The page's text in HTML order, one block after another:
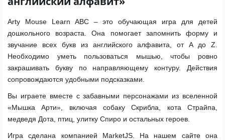
Arty Mouse Learn ABC – это обучающая игра для детей
дошкольного возраста. Она помогает запомнить форму и
звучание всех букв из английского алфавита, от A до Z.
Необходимо уметь пользоваться мышью, чтобы ровно
закрашивать букву по направляющему контуру. Действия
сопровождаются удобными подсказками.
Вы играете вместе с забавными персонажами из вселенной
«Мышка Арти», включая собаку Скрибла, кота Страйпа,
медведя Дота, птиц, улитку Спиро и остальных героев.
Игра сделана компанией MarketJS. На нашем сайте она